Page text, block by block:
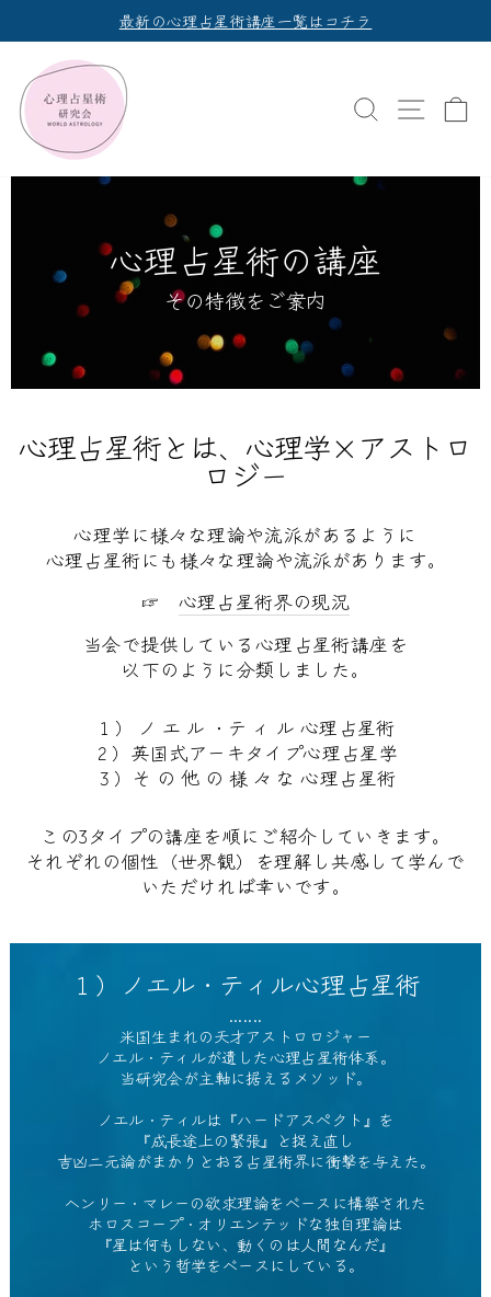
へ
ス
ョ
一
時
停
し
最新の心理占星術講座一覧はコチラ
検索 ナビ
心理占星術の講座
その特徴をご案内
心理占星術とは、心理学×アストロ
ロジー
心理学に様々な理論や流派があるように
心理占星術にも様々な理論や流派があります。
☞ 心理占星術界の現況
当会で提供している心理占星術講座を
以下のように分類しました。
１） ノ エ ル ・テ ィ ル 心理占星術
２）英国式アーキタイプ心理占星学
３）そ の 他 の 様 々 な 心理占星術
この3タイプの講座を順にご紹介していきます。
それぞれの個性（世界観）を理解し共感して学んで
いただければ幸いです。
１）ノエル・ティル心理占星術
.......
米国生まれの天才アストロロジャー
ノエル・ティルが遺した心理占星術体系。
当研究会が主軸に据えるメソッド。
ノエル・ティルは『ハードアスペクト』を
『成長途上の緊張』と捉え直し
吉凶二元論がまかりとおる占星術界に衝撃を与えた。
ヘンリー・マレーの欲求理論をベースに構築された
ホロスコープ・オリエンテッドな独自理論は
『星は何もしない、動くのは人間なんだ』
という哲学をベースにしている。